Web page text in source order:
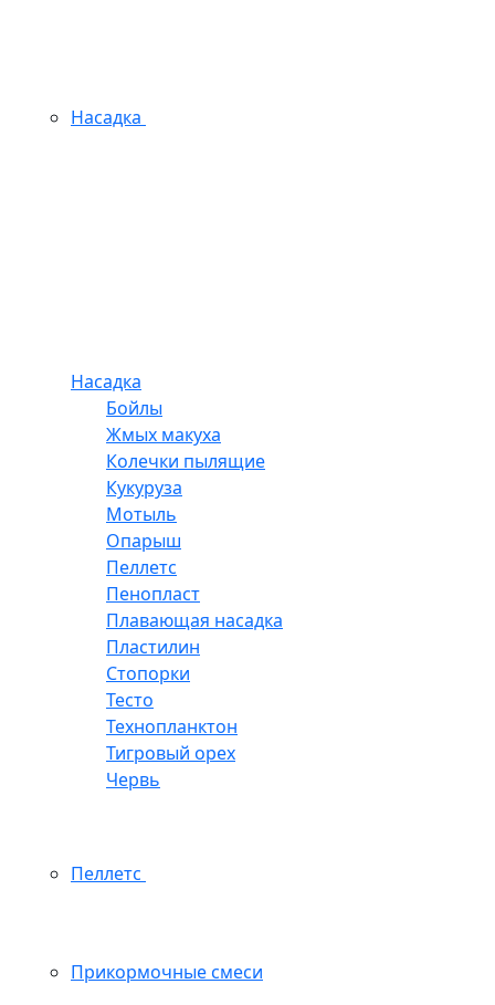
Насадка
Насадка
Бойлы
Жмых макуха
Колечки пылящие
Кукуруза
Мотыль
Опарыш
Пеллетс
Пенопласт
Плавающая насадка
Пластилин
Стопорки
Тесто
Технопланктон
Тигровый орех
Червь
Пеллетс
Прикормочные смеси